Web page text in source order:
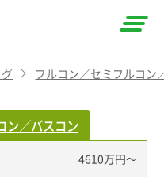
フルコン／セミフルコン
ン／バスコン
4610万円〜